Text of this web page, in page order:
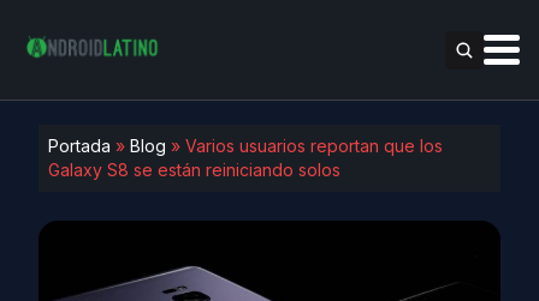
Portada » Blog » Varios usuarios reportan que los
Galaxy S8 se están reiniciando solos